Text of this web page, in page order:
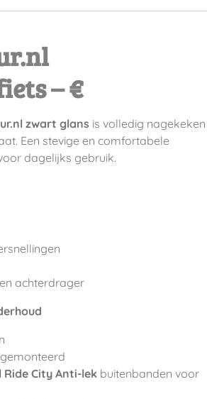
– €
zwart glans is volledig nagekeken
Een stevige en comfortabele
dagelijks gebruik.
achterdrager
City Anti-lek buitenbanden voor